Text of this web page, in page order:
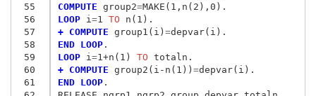
55
56
57
58
59
60
61
COMPUTE group2=
LOOP i =1 TO
+ COMPUTE group1(i) =
END LOOP
LOOP i =1+n(1) TO
+ COMPUTE group2(i-n(1)) =
END LOOP.